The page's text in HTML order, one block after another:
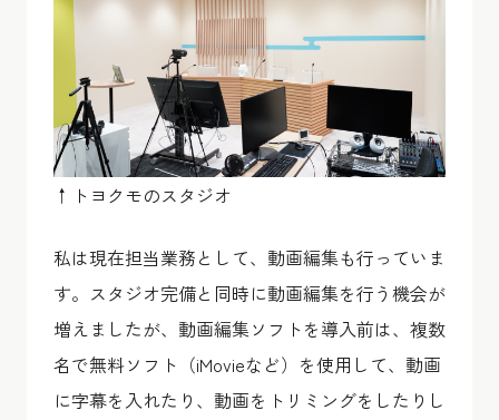
↑トヨクモのスタジオ
私は現在担当業務として、動画編集も行っていま
す。スタジオ完備と同時に動画編集を行う機会が
増えましたが、動画編集ソフトを導入前は、複数
名で無料ソフト（iMovieなど）を使用して、動画
に字幕を入れたり、動画をトリミングをしたりし